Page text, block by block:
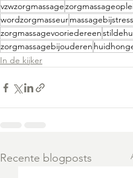
vzwzorgmassage
wordzorgmasseurmassagebijstress
zorgmassagevooriedereen
zorgmassagebijouderen
In de kijker
Recente blogposts